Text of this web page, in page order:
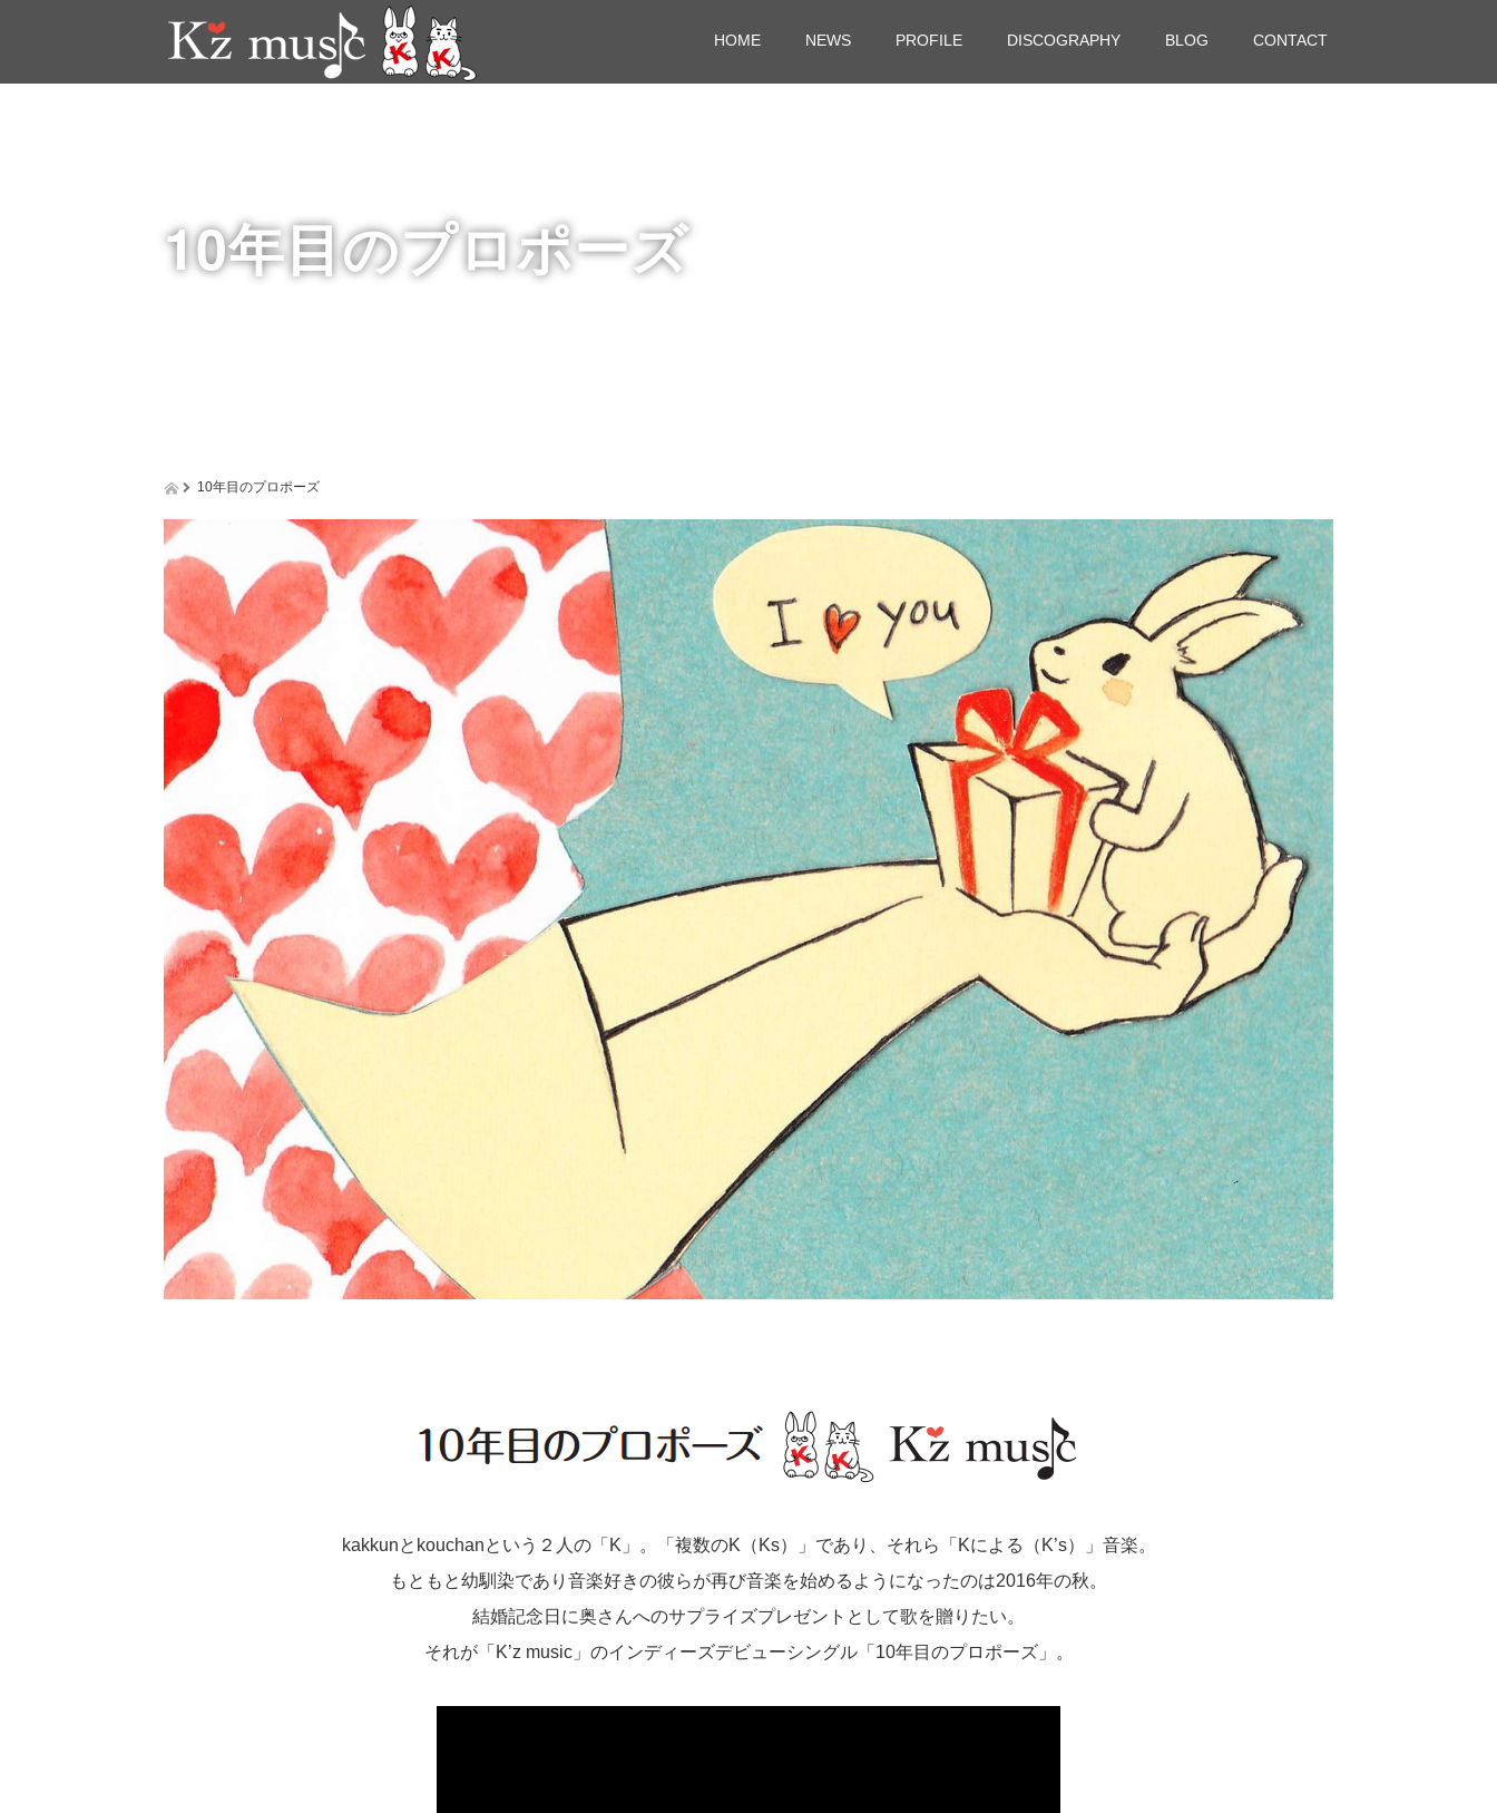
HOME NEWS PROFILE DISCOGRAPHY BLOG CONTACT
10年目のプロポーズ
10年目のプロポーズ
kakkunとkouchanという２人の「K」。「複数のK（Ks）」であり、それら「Kによる（K’s）」音楽。
もともと幼馴染であり音楽好きの彼らが再び音楽を始めるようになったのは2016年の秋。
結婚記念日に奥さんへのサプライズプレゼントとして歌を贈りたい。
それが「K’z music」のインディーズデビューシングル「10年目のプロポーズ」。